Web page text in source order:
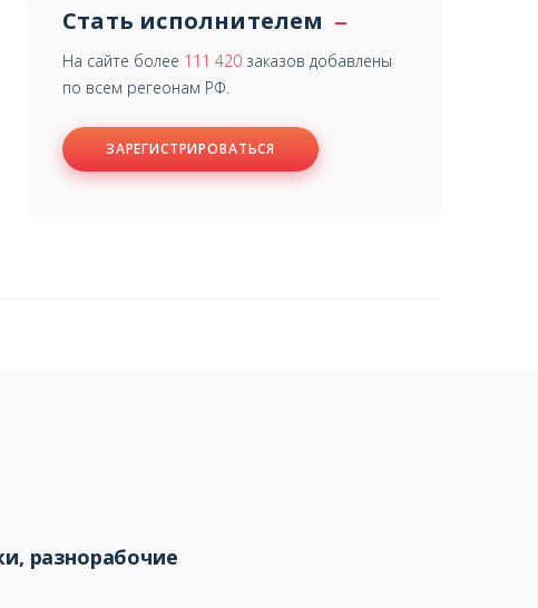
Стать исполнителем
На сайте более 111 420 заказов добавлены
по всем регеонам РФ.
ЗАРЕГИСТРИРОВАТЬСЯ
разнорабочие